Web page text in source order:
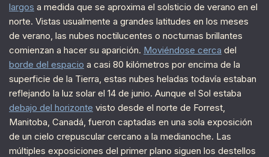
largos a medida que se aproxima el solsticio de verano en el
norte. Vistas usualmente a grandes latitudes en los meses
de verano, las nubes noctilucentes o nocturnas brillantes
comienzan a hacer su aparición. Moviéndose cerca del
borde del espacio a casi 80 kilómetros por encima de la
superficie de la Tierra, estas nubes heladas todavía estaban
reflejando la luz solar el 14 de junio. Aunque el Sol estaba
debajo del horizonte visto desde el norte de Forrest,
Manitoba, Canadá, fueron captadas en una sola exposición
de un cielo crepuscular cercano a la medianoche. Las
múltiples exposiciones del primer plano siguen los destellos